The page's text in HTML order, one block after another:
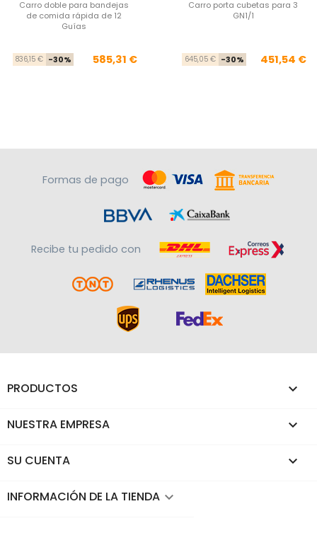
Carro doble para bandejas
de comida rápida de 12
Guías
Precio base
836,15 € -30% Precio
585,31 €
Carro porta cubetas para 3
GN1/1
645,05 € -30% 451,54 €
Formas de pago
Recibe tu pedido con
PRODUCTOS 
NUESTRA EMPRESA 
SU CUENTA 
INFORMACIÓN DE LA TIENDA keyboard_arrow_down